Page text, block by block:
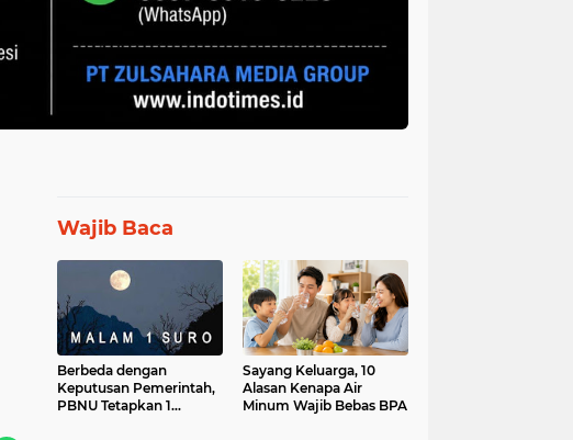
Wajib Baca
Berbeda dengan
Keputusan Pemerintah,
PBNU Tetapkan 1
Sayang Keluarga, 10
Alasan Kenapa Air
Minum Wajib Bebas BPA